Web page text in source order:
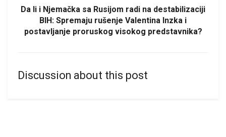
Da li i Njemačka sa Rusijom radi na destabilizaciji
BIH: Spremaju rušenje Valentina Inzka i
postavljanje proruskog visokog predstavnika?
Discussion about this post